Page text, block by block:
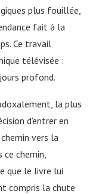
plus fouillée,
fait à la
Ce travail
télévisée :
profond.
la plus
d’entrer en
vers la
ce chemin,
que le livre lui
compris la chute